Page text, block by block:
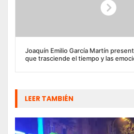
Joaquín Emilio García Martín
que trasciende el tiempo y las
LEER TAMBIÉN